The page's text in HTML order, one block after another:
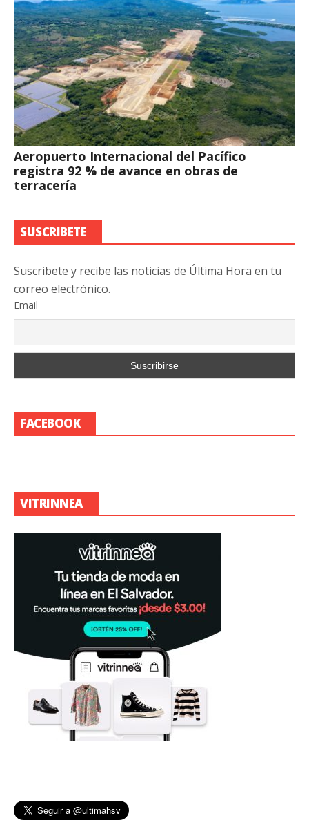
Aeropuerto Internacional del Pacífico
registra 92 % de avance en obras de
terracería
SUSCRIBETE
Suscribete y recibe las noticias de Última Hora en tu
correo electrónico.
Email
FACEBOOK
VITRINNEA